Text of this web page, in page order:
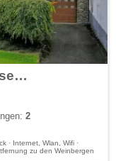
Gästehaus Schausten-Gansen im Moseltal
2
· Internet, Wlan, Wifi ·
zu den Weinbergen